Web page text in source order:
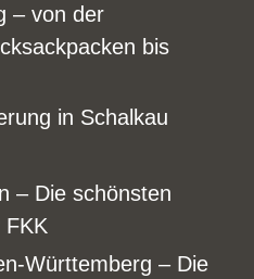
– von der
bis
in Schalkau
– Die schönsten
FKK
Württemberg – Die